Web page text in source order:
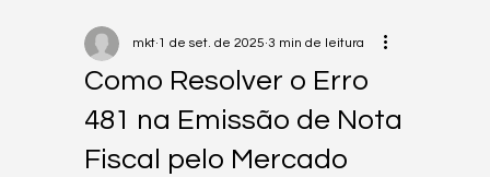
Como Resolver o Erro
481 na Emissão de Nota
Fiscal pelo Mercado
mkt 1 de set. de 2025 3 min de leitura